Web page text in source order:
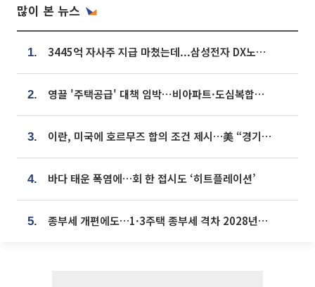
많이 본 뉴스
1. 3445억 자사주 지급 마쳤는데...삼성전자 DX노조, 뒤늦은 '떼쓰기 집회'
2. 영끌 '주택공급' 대책 임박⋯비아파트·도심복합까지 총동원
3. 이란, 미국에 호르무즈 합의 조건 제시…美 “경기 아직 안 끝나” [종합]
4. 바다 태운 폭염에…회 한 접시도 ‘히트플레이션’
5. 종부세 개편에도…1·3주택 종부세 격차 2028년부터 확대